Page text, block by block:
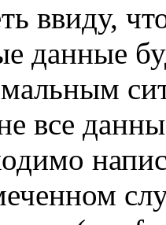
ввиду,
данные
все